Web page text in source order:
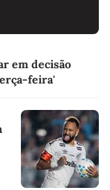
em decisão
feira'